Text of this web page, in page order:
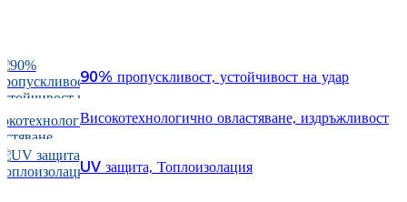
ئۇيغۇرچە
Esperanto
90% пропускливост, устойчивост на удар
Високотехнологично овластяване, издръжливост
UV защита, Топлоизолация